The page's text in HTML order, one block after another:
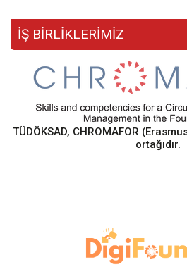
İŞ BİRLİKLERİMİZ
TÜDÖKSAD, CHROMAFOR
ortağıdır.